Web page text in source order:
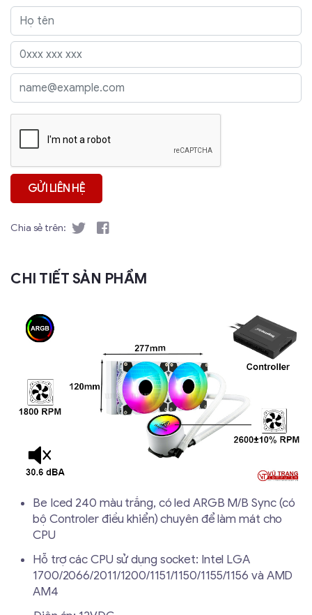
Chia sẻ trên:
CHI TIẾT SẢN PHẨM
Be Iced 240 màu trắng, có led ARGB M/B Sync (có
bộ Controler điều khiển) chuyên để làm mát cho
CPU
Hỗ trợ các CPU sử dụng socket: Intel LGA
1700/2066/2011/1200/1151/1150/1155/1156 và AMD
AM4